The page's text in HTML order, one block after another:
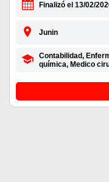
Finalizó el 13/02/
Junin
Contabilidad,
química, Medico